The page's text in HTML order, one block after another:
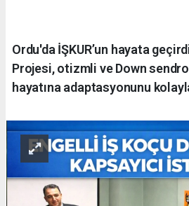
Ordu'da İŞKUR’un hayata
Projesi, otizmli ve Down
hayatına adaptasyonunu